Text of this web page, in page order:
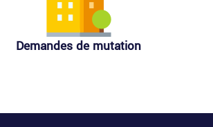
Demandes de mutation​